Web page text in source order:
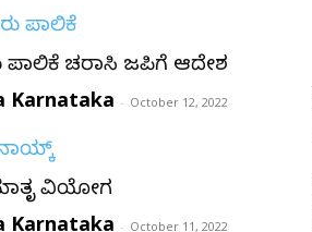
ಚರಾಸ್ತಿ ಜಪ್ತಿಗೆ ಆದೇಶ
Karnataka - October 12, 2022
ವಿಯೋಗ
Karnataka - October 11, 2022